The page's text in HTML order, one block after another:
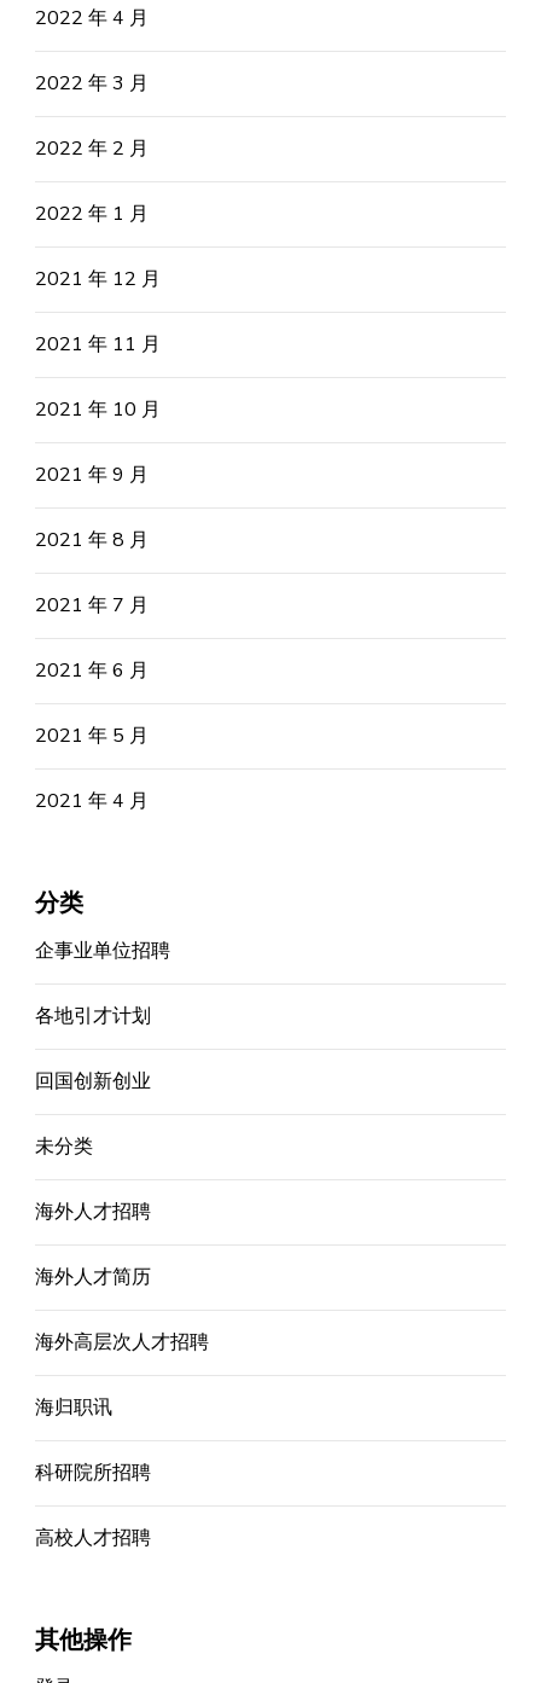
2022 年 4 月
2022 年 3 月
2022 年 2 月
2022 年 1 月
2021 年 12 月
2021 年 11 月
2021 年 10 月
2021 年 9 月
2021 年 8 月
2021 年 7 月
2021 年 6 月
2021 年 5 月
2021 年 4 月
分类
企事业单位招聘
各地引才计划
回国创新创业
未分类
海外人才招聘
海外人才简历
海外高层次人才招聘
海归职讯
科研院所招聘
高校人才招聘
其他操作